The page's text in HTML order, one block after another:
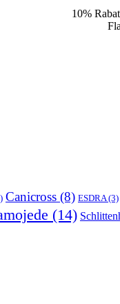
10%
Canicross (8) ESDRA(3)
(14)